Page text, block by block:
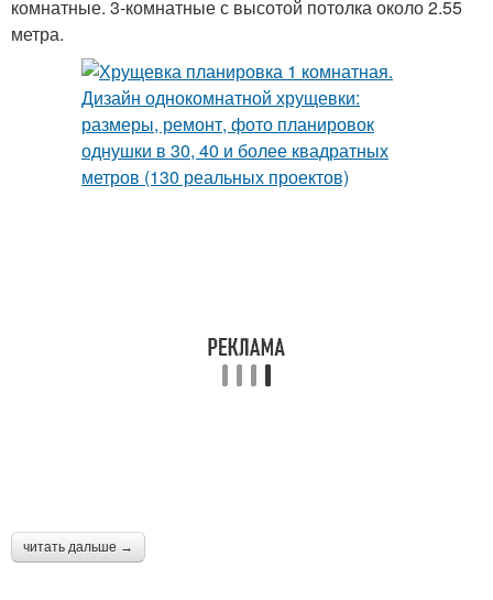
комнатные. 3-комнатные с высотой потолка около 2.55
метра.
читать дальше →